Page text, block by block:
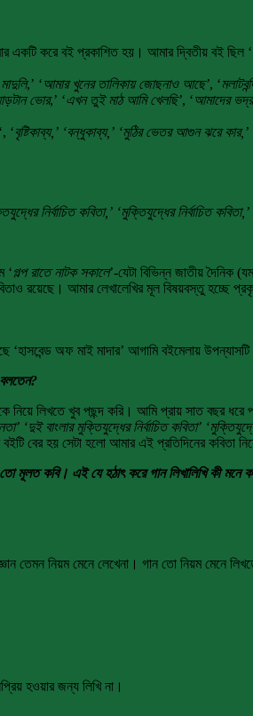
একটি করে বই প্রকাশিত হয়। আমার দ্বিতীয় বই ছিল ‘
,’ ‘আমার খুনের তালিকায় জোছনাও আছে’, ‘
ভোর,’ ‘এখন তুই মাঠ আমি খেলছি’, ‘আমাদের ভদ্র
‘বৃষ্টিকাব্য,’ ‘বন্ধুকাব্য,’ ‘মুঠির ভেতর আগুন ঝরে
নির্বাচিত কবিতা,’ ‘মুক্তিযুদ্ধের নির্বাচিত
‘গল্প রাতে নাটক সকালে’-যেটা বিভিন্ন জাতীয় দৈনিক
রয়েছে। আমার লেখালেখির মূল বিষয়বস্তু হচ্ছে
‘হাসবেন্ড অফ মাই মাদার’ আগামি বইমেলায়
নিয়ে লিখতে খুব পছন্দ করি। আমি প্রায় সাত বছর ধরে
‘দুই বাংলার মুক্তিযুদ্ধের নির্বাচিত কবিতা’
বের হয় সেটা হলো আমার এই প্রতিদিনের কবিতা
কবি। এই যে হঠাৎ করে গান লিখালিখি কী মনে
তেমন নিয়ম মেনে লেখেনা। গান তো নিয়ম মেনে
হওয়ার জন্য লিখি না।